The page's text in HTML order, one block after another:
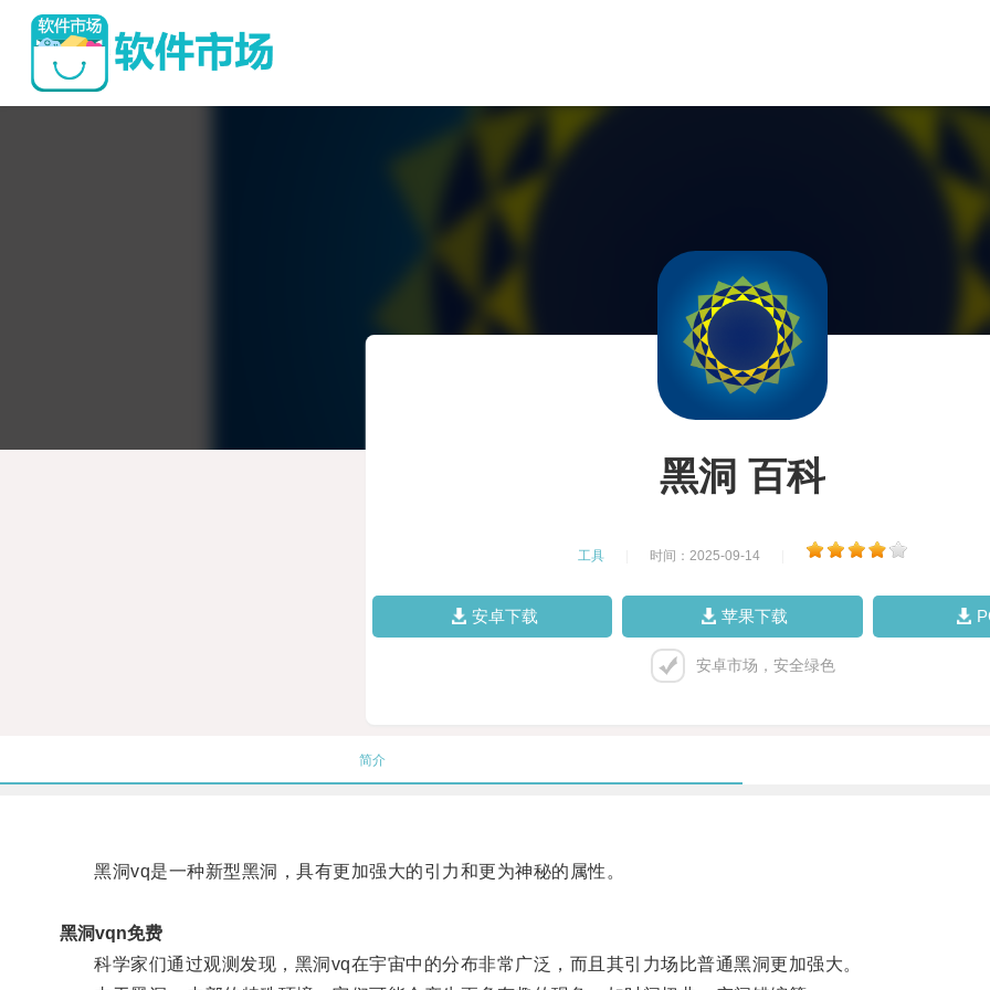
黑洞 百科
工具 时间：2025-09-14
安卓下载 苹果下载
安卓市场，安全绿色
简介
黑洞vq是一种新型黑洞，具有更加强大的引力和更为神秘的属性。
黑洞vqn免费
科学家们通过观测发现，黑洞vq在宇宙中的分布非常广泛，而且其引力场比普通黑洞更加强大。